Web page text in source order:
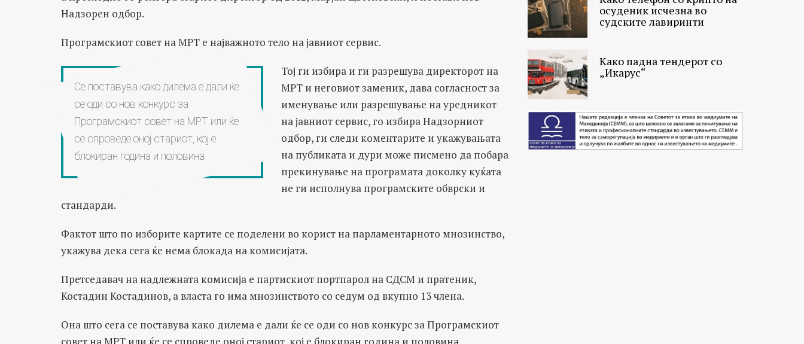
Надзорен одбор.
Програмскиот совет на МРТ е најважното тело на јавниот сервис.
Се поставува како дилема е дали ќе
се оди со нов конкурс за
Програмскиот совет на МРТ или ќе
се спроведе оној стариот, кој е
блокиран година и половина
Тој ги избира и ги разрешува директорот на
МРТ и неговиот заменик, дава согласност за
именување или разрешување на уредникот
на јавниот сервис, го избира Надзорниот
одбор, ги следи коментарите и укажувањата
на публиката и дури може писмено да побара
прекинување на програмата доколку куќата
не ги исполнува програмските обврски и
стандарди.
Фактот што по изборите картите се поделени во корист на парламентарното мнозинство,
укажува дека сега ќе нема блокада на комисијата.
Претседавач на надлежната комисија е партискиот портпарол на СДСМ и пратеник,
Костадин Костадинов, а власта го има мнозинството со седум од вкупно 13 члена.
Она што сега се поставува како дилема е дали ќе се оди со нов конкурс за Програмскиот
совет на МРТ или ќе се спроведе оној стариот, кој е блокиран година и половина.
осуденик исчезна во
судските лавиринти
Како падна тендерот со
„Икарус“